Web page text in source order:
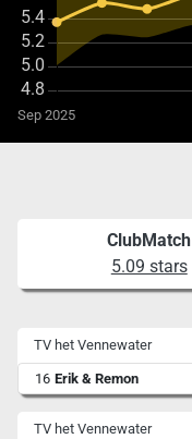
Sep 2025
ClubMatch
5.09 stars
TV het Vennewater
16 Erik & Remon
TV het Vennewater